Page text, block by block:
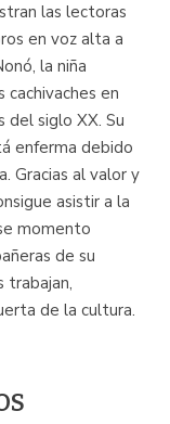
las lectoras
en voz alta a
la niña
en
del siglo XX. Su
enferma debido
Gracias al valor y
asistir a la
momento
de su
trabajan,
de la cultura.